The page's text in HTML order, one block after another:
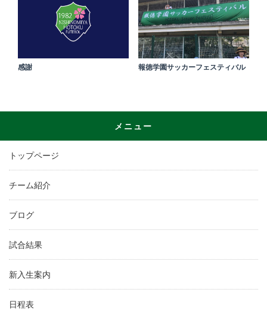
感謝 報徳学園サッカーフェスティバル
メニュー
トップページ
チーム紹介
ブログ
試合結果
新入生案内
日程表